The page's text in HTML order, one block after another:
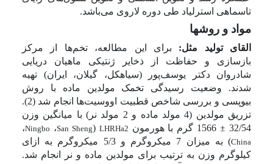
تاسماهی استرلیاد طی دوره لاروی می‌باشد.
مواد و روشها
القای تولید مثل: برای این مطالعه، تخم‌ها از مرکز
بازسازی و حفاظت از ذخایر ژنتیکی ماهیان دریایی
شادروان دکتر یوسف‌پور (سیاهکل، گیلان، ایران) تهیه
شدند. وضعیت رسیدگی تخمک مولدین ماده با روش
بیوپسی و بررسی شاخص قطبیت اووسیت‌ها انجام شد (2).
تزریق مولدین (4 مولد ماده و 2 مولد نر) با میا
نگین وزن
32/54
± با هورمون LHRHa2
(
San Sheng، Ningbo،
China
) به میزان 7 میکروگرم و 5/3 میکروگرم به ازای
کیلوگرم وزن به ترتیب برای مولدین ماده و نر انجام شد.